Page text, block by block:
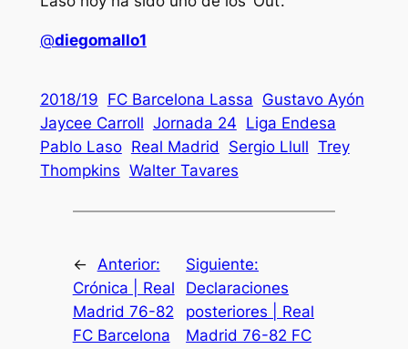
@diegomallo1
2018/19 FC Barcelona Lassa Gustavo Ayón
Jaycee Carroll Jornada 24 Liga Endesa
Pablo Laso Real Madrid Sergio Llull Trey
Thompkins Walter Tavares
← Anterior:
Crónica | Real
Madrid 76-82
FC Barcelona
Siguiente:
Declaraciones
posteriores | Real
Madrid 76-82 FC